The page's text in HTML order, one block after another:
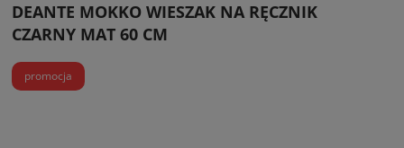
DEANTE MOKKO WIESZAK NA RĘCZNIK
CZARNY MAT 60 CM
promocja